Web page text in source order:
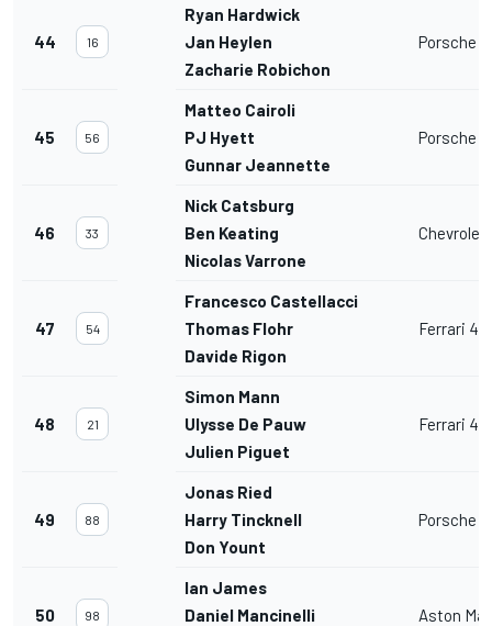
44 16
Ryan Hardwick
Jan Heylen
Zacharie Robichon
Porsche
45 56
Matteo Cairoli
PJ Hyett
Gunnar Jeannette
Porsche
46 33
Nick Catsburg
Ben Keating
Nicolas Varrone
Chevrolet
47 54
Francesco Castellacci
Thomas Flohr
Davide Rigon
Ferrari
48 21
Simon Mann
Ulysse De Pauw
Julien Piguet
Ferrari
49 88
Jonas Ried
Harry Tincknell
Don Yount
Porsche
50 98
Ian James
Daniel Mancinelli
Aston